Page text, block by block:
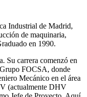
Industrial de Madrid,
de maquinaria,
en 1990.
Su carrera comenzó en
FOCSA, donde
Mecánico en el área
(actualmente DHV